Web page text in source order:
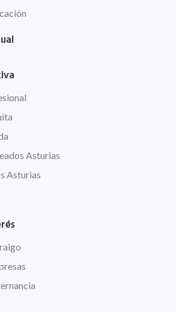
Asturias
Asturias